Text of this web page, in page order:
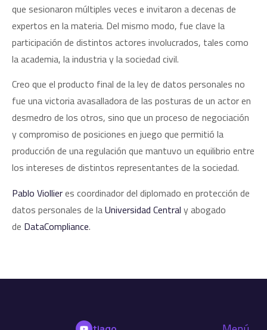
que sesionaron múltiples veces e invitaron a decenas de
expertos en la materia. Del mismo modo, fue clave la
participación de distintos actores involucrados, tales como
la academia, la industria y la sociedad civil.
Creo que el producto final de la ley de datos personales no
fue una victoria avasalladora de las posturas de un actor en
desmedro de los otros, sino que un proceso de negociación
y compromiso de posiciones en juego que permitió la
producción de una regulación que mantuvo un equilibrio entre
los intereses de distintos representantes de la sociedad.
Pablo Viollieres coordinador del diplomado en protección de
datos personales de laUniversidad Central y abogado
de DataCompliance.